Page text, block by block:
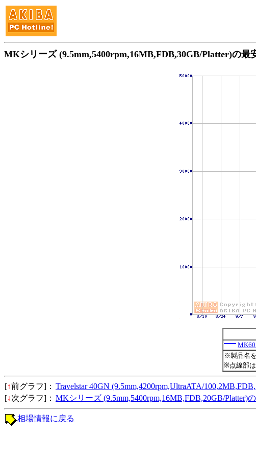
MKシリーズ (9.5mm,5400rpm,16MB,FDB,30GB/Platter)の最
※製品名
※点線部
[↑前グラフ]： Travelstar 40GN (9.5mm,4200rpm,UltraATA/
[↓次グラフ]： MKシリーズ (9.5mm,5400rpm,16MB,FDB,20GB/Platter)
相場情報に戻る